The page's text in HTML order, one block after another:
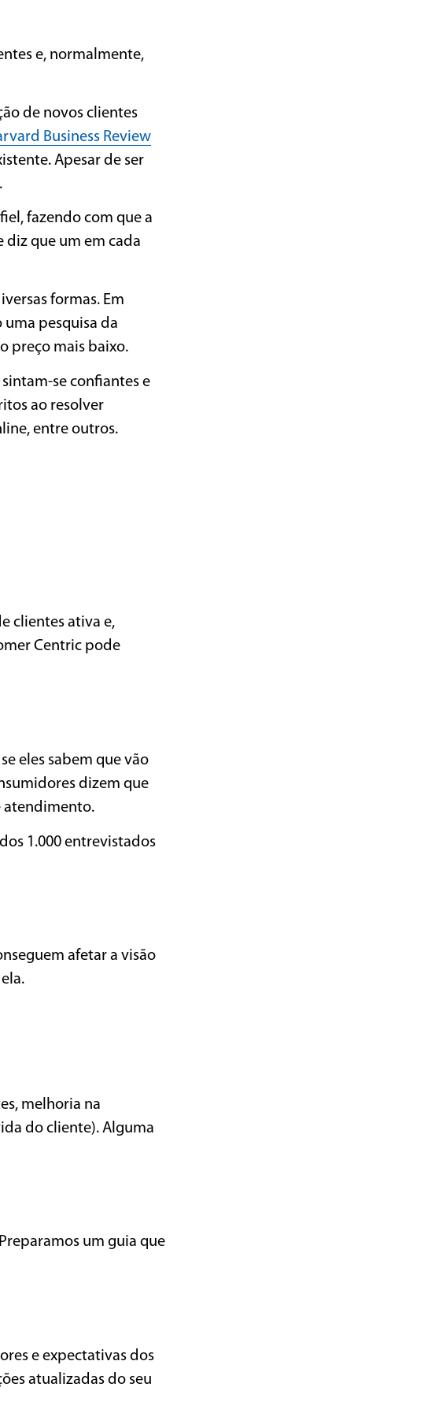
e, normalmente,
de novos clientes
Business Review
Apesar de ser
fazendo com que a
diz que um em cada
formas. Em
pesquisa da
preço mais baixo.
se confiantes e
ao resolver
entre outros.
clientes ativa e,
Centric pode
eles sabem que vão
dizem que
atendimento.
1.000 entrevistados
afetar a visão
melhoria na
do cliente). Alguma
um guia que
e expectativas dos
atualizadas do seu